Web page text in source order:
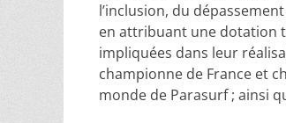
l’inclusion, du
en attribuant une dotation
impliquées dans leur
championne de France et
monde de Parasurf ; ainsi